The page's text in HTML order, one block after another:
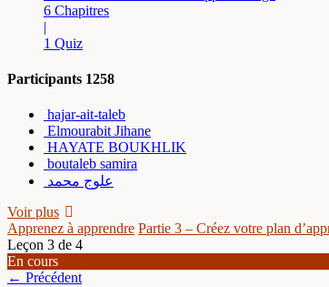
6 Chapitres
|
1 Quiz
Participants 1258
hajar-ait-taleb
Elmourabit Jihane
HAYATE BOUKHLIK
boutaleb samira
علوج محمد
Voir plus
Apprenez à apprendre Partie 3 – Créez votre plan
Leçon 3 de 4
En cours
← Précédent